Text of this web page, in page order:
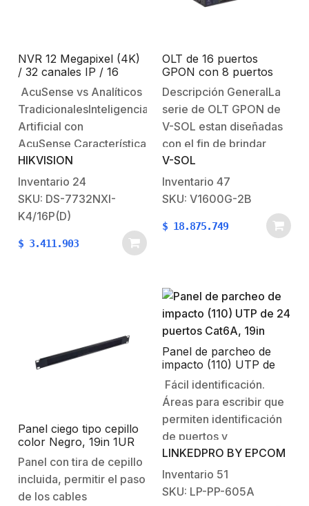
NVR 12 Megapixel (4K)
/ 32 canales IP / 16
Puertos PoE+ /
Reconocimiento Facial /
AcuSense (Evita Falsas
Alarmas) / 4 Bahías de
Disco Duro / Switch
PoE 300 mts / HDMI en
4K / Alarmas I/O
AcuSense vs Analíticos
TradicionalesInteligencia
Artificial con
AcuSense Características
principales:Compresión
de vídeo: H.265+ /
H.265 / H.264+ /
H.264.16 Puertos PoE
Interconstruidos 802.3
af/at.200 watts total en
HDD’s de hasta 10 TB.
(no incluido).Soporta
tecnología ANR con
HIKVISION
Inventario 24
SKU: DS-7732NXI-
K4/16P(D)
$ 3.411.903
OLT de 16 puertos
GPON con 8 puertos
Uplink (4 puertos
Gigabit Ethernet + 4
puertos SFP / puertos
SFP+), hasta 2,048
ONUs
Descripción GeneralLa
serie de OLT GPON de
V-SOL estan diseñadas
con el fin de brindar
soluciones robustas en
entornos de dificil
acceso, perfecto para
despliegue sencillo y sin
complicaciones. Puede
IP, videovigilancia y
redes LAN para…
V-SOL
Inventario 47
SKU: V1600G-2B
$ 18.875.749
Panel ciego tipo cepillo
color Negro, 19in 1UR
Panel con tira de cepillo
incluida, permitir el paso
de los cables
Panel de parcheo de
impacto (110) UTP de
24 puertos Cat6A, 19in
Fácil identificación.
Áreas para escribir que
permiten identificación
de puertos y
panel. Características
Generales: Tipo: Panel
de parcheo
LINKEDPRO BY EPCOM
Inventario 51
SKU: LP-PP-605A